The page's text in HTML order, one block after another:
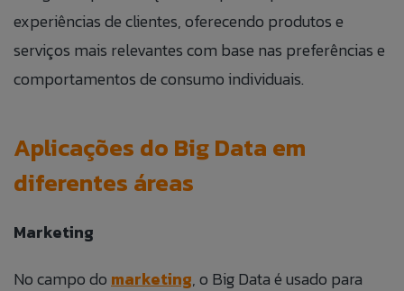
experiências de clientes, oferecendo produtos e
serviços mais relevantes com base nas preferências e
comportamentos de consumo individuais.
Aplicações do Big Data em
diferentes áreas
Marketing
No campo do marketing, o Big Data é usado para